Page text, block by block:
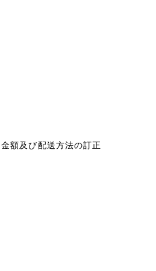
額及び配送方法の訂正